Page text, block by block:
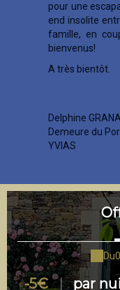
pour une
end insolite
famille, en
bienvenus!
A très bientôt.
Delphine
Demeure du
YVIAS
Du
-5€ | par